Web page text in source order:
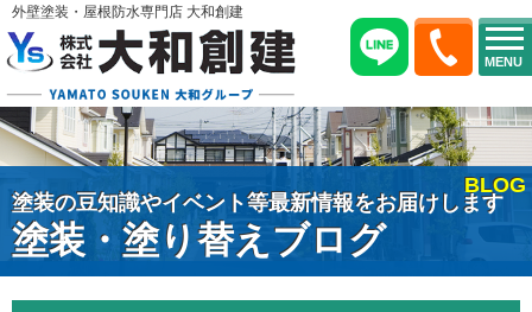
MENU
外壁塗装・屋根防水専門店 大和創建
塗装の豆知識やイベント等最新情報をお届けします
塗装・塗り替えブログ
BLOG